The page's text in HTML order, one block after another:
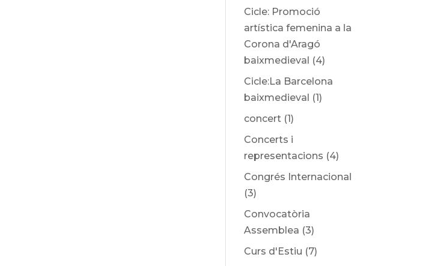
Cicle: Promoció
artística femenina a la
Corona d'Aragó
baixmedieval (4)
Cicle:La Barcelona
baixmedieval (1)
concert (1)
Concerts i
representacions (4)
Congrés Internacional
(3)
Convocatòria
Assemblea (3)
Curs d'Estiu (7)